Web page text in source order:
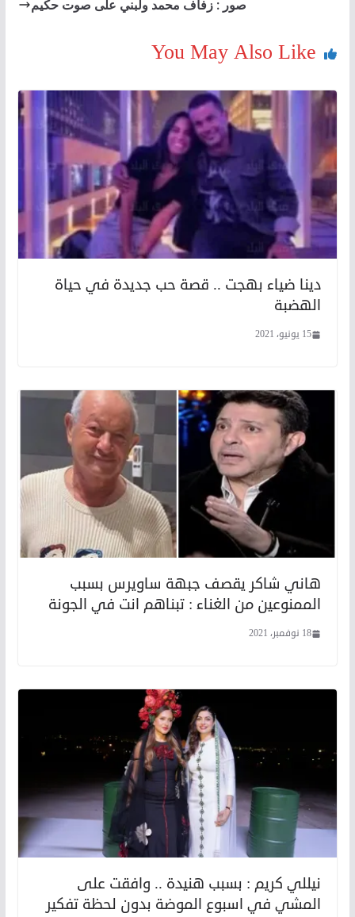
صور : زفاف محمد ولبني على صوت حكيم
You May Also Like
دينا ضياء بهجت .. قصة حب جديدة في حياة
الهضبة
15 يونيو، 2021
هاني شاكر يقصف جبهة ساويرس بسبب
الممنوعين من الغناء : تبناهم انت في الجونة
18 نوفمبر، 2021
نيللي كريم : بسبب هنيدة .. وافقت على
المشي في اسبوع الموضة بدون لحظة تفكير